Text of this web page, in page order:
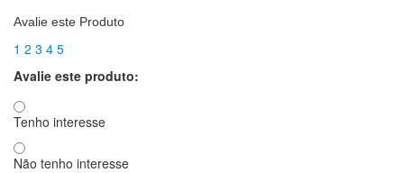
Avalie este Produto
1 2 3 4 5
Avalie este produto:
Tenho interesse
Não tenho interesse